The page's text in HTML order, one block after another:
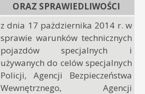
ORAZ SPRAWIEDLIWOŚCI
z dnia 17 pażdziernika 2014 r. w
sprawie warunków technicznych
pojazdów specjalnych i
używanych do celów specjalnych
Policji, Agencji Bezpieczeństwa
Wewnętrznego, Agencji